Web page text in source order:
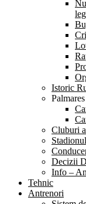
Istoric
Cluburi
Decizii
Info –
Tehnic
Antrenori